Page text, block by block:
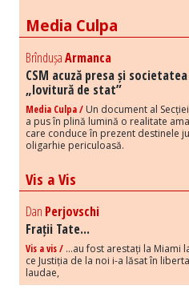
Media Culpa
BrîndușaArmanca
CSM acuză presa și
„lovitură de stat”
Media Culpa / Un document al
a pus în plină lumină o realitate
care conduce în prezent destinele
oligarhie periculoasă.
Vis a Vis
Dan Perjovschi
Frații Tate...
Vis a vis / ...au fost arestați la Miami
ce Justiția de la noi i-a lăsat în
laudae,